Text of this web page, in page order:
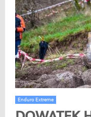
Enduro Extreme